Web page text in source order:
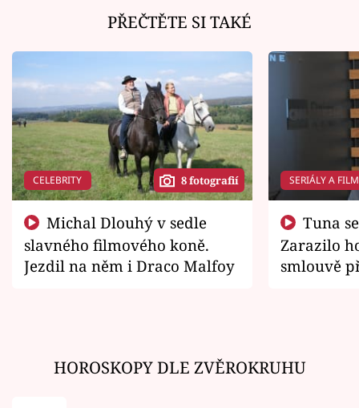
PŘEČTĚTE SI TAKÉ
CELEBRITY 8 fotografií
slavného filmového koně.
Jezdil na něm i Draco Malfoy
SERIÁLY A
Zarazilo
smlouvě
HOROSKOPY DLE ZVĚROKRUHU